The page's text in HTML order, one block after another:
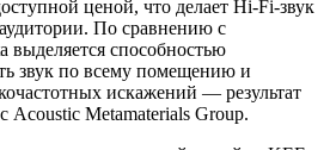
ценой, что делает Hi‑Fi‑звук
По сравнению с
выделяется способностью
звук по всему помещению и
искажений — результат
Acoustic Metamaterials Group.